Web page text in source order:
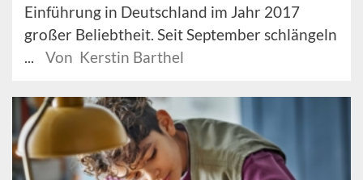
Einführung in Deutschland im Jahr 2017
großer Beliebtheit. Seit September schlängeln
...
Von Kerstin Barthel